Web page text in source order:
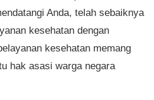
Anda, telah sebaiknya
kesehatan dengan
kesehatan memang
hak asasi warga negara